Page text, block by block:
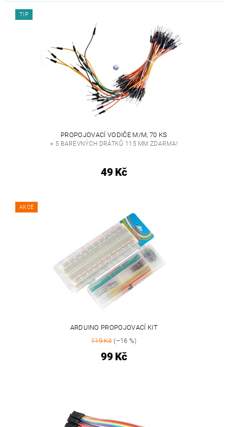
TIP
PROPOJOVACÍ VODIČE M/M, 70 KS
+ 5 BAREVNÝCH DRÁTKŮ 115 MM ZDARMA!
49 Kč
AKCE
ARDUINO PROPOJOVACÍ KIT
119 Kč(–16 %)
99 Kč